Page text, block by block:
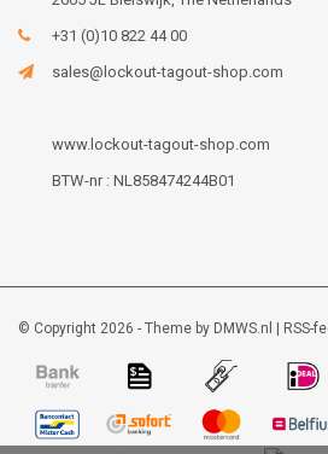
+31 (0)10 822 44 00
sales@lockout-tagout-shop.com
www.lockout-tagout-shop.com
BTW-nr : NL858474244B01
© Copyright 2026 - Theme by DMWS.nl RSS-